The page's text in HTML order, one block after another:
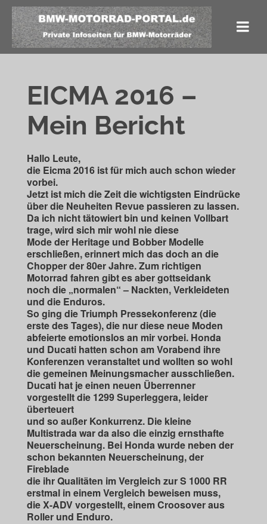
EICMA 2016 –
Mein Bericht
Hallo Leute,
die Eicma 2016 ist für mich auch schon wieder
vorbei.
Jetzt ist mich die Zeit die wichtigsten Eindrücke
über die Neuheiten Revue passieren zu lassen.
Da ich nicht tätowiert bin und keinen Vollbart
trage, wird sich mir wohl nie diese
Mode der Heritage und Bobber Modelle
erschließen, erinnert mich das doch an die
Chopper der 80er Jahre. Zum richtigen
Motorrad fahren gibt es aber gottseidank
noch die „normalen“ – Nackten, Verkleideten
und die Enduros.
So ging die Triumph Pressekonferenz (die
erste des Tages), die nur diese neue Moden
abfeierte emotionslos an mir vorbei. Honda
und Ducati hatten schon am Vorabend ihre
Konferenzen veranstaltet und wollten so wohl
die gemeinen Meinungsmacher ausschließen.
Ducati hat je einen neuen Überrenner
vorgestellt die 1299 Superleggera, leider
überteuert
und so außer Konkurrenz. Die kleine
Multistrada war da also die einzig ernsthafte
Neuerscheinung. Bei Honda wurde neben der
schon bekannten Neuerscheinung, der
Fireblade
die ihr Qualitäten im Vergleich zur S 1000 RR
erstmal in einem Vergleich beweisen muss,
die X-ADV vorgestellt, einem Croosover aus
Roller und Enduro.